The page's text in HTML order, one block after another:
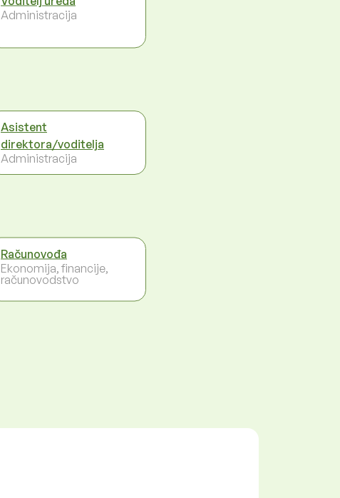
Administracija
Asistent
direktora/voditelja
Administracija
Računovođa
Ekonomija, financije,
računovodstvo